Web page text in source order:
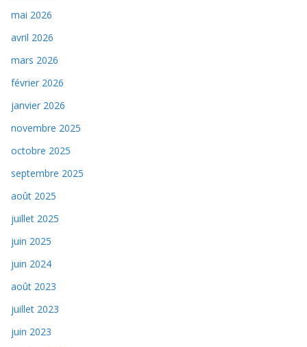
mai 2026
avril 2026
mars 2026
février 2026
janvier 2026
novembre 2025
octobre 2025
septembre 2025
août 2025
juillet 2025
juin 2025
juin 2024
août 2023
juillet 2023
juin 2023